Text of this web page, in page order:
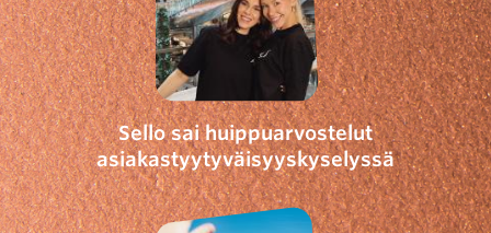
Sello sai huippuarvostelut
asiakastyytyväisyyskyselyssä